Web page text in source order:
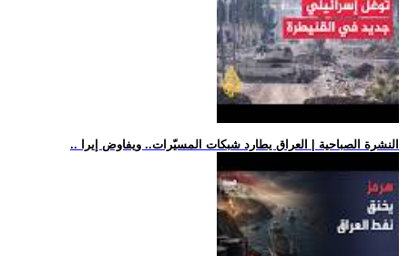
.. النشرة الصباحية | العراق يطارد شبكات المسيّرات.. ويفاوض إيرا